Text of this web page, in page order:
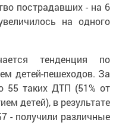
пострадавших - на 6
на одного
тенденция по
детей-пешеходов. За
55 таких ДТП (51% от
детей), в результате
- получили различные